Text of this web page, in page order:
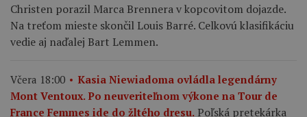
Christen porazil Marca Brennera v kopcovitom dojazde.
Na treťom mieste skončil Louis Barré. Celkovú klasifikáciu
vedie aj naďalej Bart Lemmen.
Včera 18:00
Kasia Niewiadoma ovládla legendárny
Mont Ventoux. Po neuveriteľnom výkone na Tour de
France Femmes ide do žltého dresu. Poľská pretekárka